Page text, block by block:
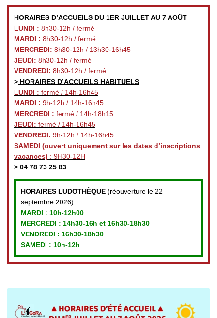
HORAIRES D’ACCUEILS DU 1ER JUILLET AU 7 AOÛT
LUNDI : 8h30-12h / fermé
MARDI : 8h30-12h / fermé
MERCREDI: 8h30-12h / 13h30-16h45
JEUDI: 8h30-12h / fermé
VENDREDI: 8h30-12h / fermé
> HORAIRES D’ACCUEILS HABITUELS
LUNDI : fermé / 14h-16h45
MARDI : 9h-12h / 14h-16h45
MERCREDI : fermé / 14h-18h15
JEUDI: fermé / 14h-16h45
VENDREDI: 9h-12h / 14h-16h45
SAMEDI (ouvert uniquement sur les dates d’inscriptions
vacances) : 9H30-12H
> 04 78 73 25 83
HORAIRES LUDOTHÈQUE (réouverture le 22
septembre 2026):
MARDI : 10h-12h00
MERCREDI : 14h30-16h et 16h30-18h30
VENDREDI : 16h30-18h30
SAMEDI : 10h-12h